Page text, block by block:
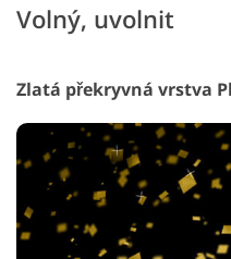
Volný, uvolnit
Zlatá překryvná vrstva